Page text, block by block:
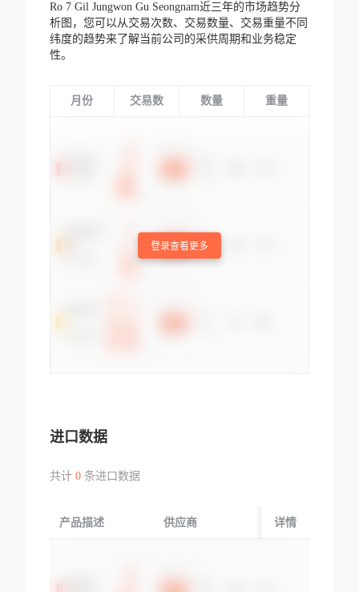
Ro 7 Gil Jungwon Gu Seongnam近三年的市场趋势分
析图，您可以从交易次数、交易数量、交易重量不同
纬度的趋势来了解当前公司的采供周期和业务稳定
性。
月份 交易数 数量 重量
登录查看更多
进口数据
共计 0条进口数据
产品描述 供应商 起运国/地区
详情